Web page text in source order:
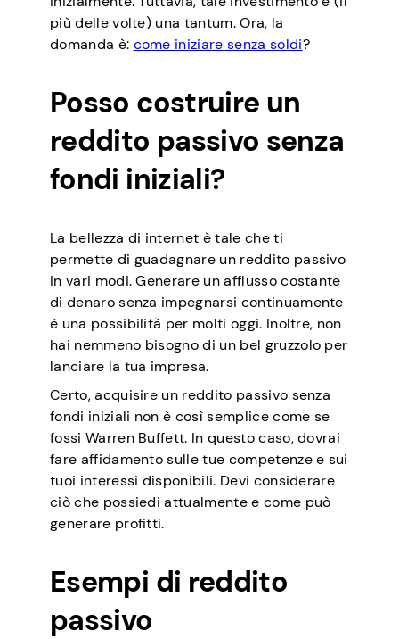
più delle volte) una tantum. Ora, la
domanda è: come iniziare senza soldi?
Posso costruire un
reddito passivo senza
fondi iniziali?
La bellezza di internet è tale che ti
permette di guadagnare un reddito passivo
in vari modi. Generare un afflusso costante
di denaro senza impegnarsi continuamente
è una possibilità per molti oggi. Inoltre, non
hai nemmeno bisogno di un bel gruzzolo per
lanciare la tua impresa.
Certo, acquisire un reddito passivo senza
fondi iniziali non è così semplice come se
fossi Warren Buffett. In questo caso, dovrai
fare affidamento sulle tue competenze e sui
tuoi interessi disponibili. Devi considerare
ciò che possiedi attualmente e come può
generare profitti.
Esempi di reddito
passivo